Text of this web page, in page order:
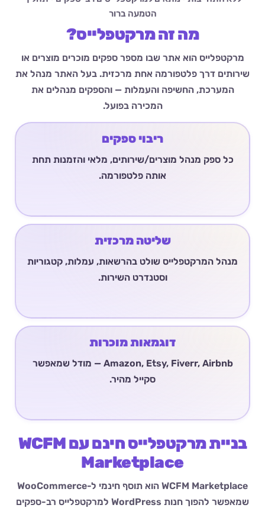
הטמעה ברור
מה זה מרקטפלייס?
מרקטפלייס הוא אתר שבו מספר ספקים מוכרים מוצרים או
שירותים דרך פלטפורמה אחת מרכזית. בעל האתר מנהל את
המערכת, החשיפה והעמלות — והספקים מנהלים את
המכירה בפועל.
ריבוי ספקים
כל ספק מנהל מוצרים/שירותים, מלאי והזמנות תחת
אותה פלטפורמה.
שליטה מרכזית
מנהל המרקטפלייס שולט בהרשאות, עמלות, קטגוריות
וסטנדרט השירות.
דוגמאות מוכרות
Amazon, Etsy, Fiverr, Airbnb — מודל שמאפשר
סקייל מהיר.
בניית מרקטפלייס חינם עם WCFM
Marketplace
WCFM Marketplace הוא תוסף חינמי ל-WooCommerce
שמאפשר להפוך חנות WordPress למרקטפלייס רב-ספקים